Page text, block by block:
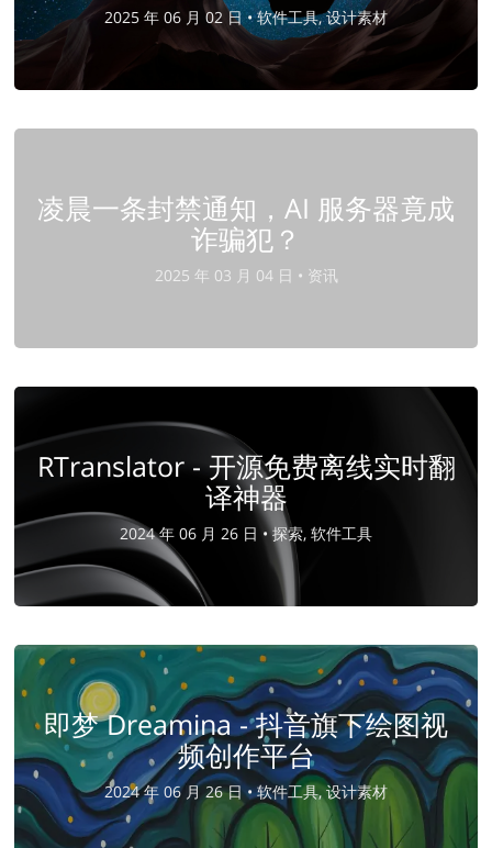
2025 年 06 月 02 日 •软件工具, 设计素材
凌晨一条封禁通知，AI 服务器竟成
诈骗犯？
2025 年 03 月 04 日 • 资讯
RTranslator - 开源免费离线实时翻
译神器
2024 年 06 月 26 日 •探索, 软件工具
即梦 Dreamina - 抖音旗下绘图视
频创作平台
2024 年 06 月 26 日 •软件工具, 设计素材